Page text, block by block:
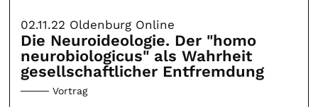
02.11.22 Oldenburg Online
Die Neuroideologie. Der "homo
neurobiologicus" als Wahrheit
gesellschaftlicher Entfremdung
Vortrag